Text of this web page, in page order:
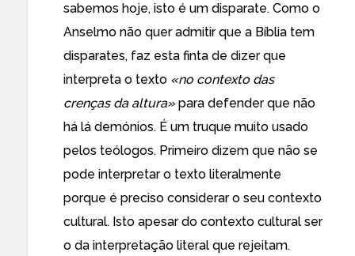
sabemos hoje, isto é um disparate. Como o
Anselmo não quer admitir que a Bíblia tem
disparates, faz esta finta de dizer que
interpreta o texto «no contexto das
crenças da altura» para defender que não
há lá demónios. É um truque muito usado
pelos teólogos. Primeiro dizem que não se
pode interpretar o texto literalmente
porque é preciso considerar o seu contexto
cultural. Isto apesar do contexto cultural ser
o da interpretação literal que rejeitam.